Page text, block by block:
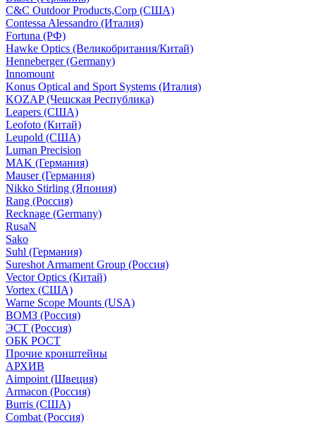
C&C Outdoor Products,Corp (США)
Contessa Alessandro (Италия)
Fortuna (РФ)
Hawke Optics (Великобритания/Китай)
Henneberger (Germany)
Innomount
Konus Optical and Sport Systems (Италия)
KOZAP (Чешская Республика)
Leapers (США)
Leofoto (Китай)
Leupold (США)
Luman Precision
MAK (Германия)
Mauser (Германия)
Nikko Stirling (Япония)
Rang (Россия)
Recknage (Germany)
RusaN
Sako
Suhl (Германия)
Sureshot Armament Group (Россия)
Vector Optics (Китай)
Vortex (США)
Warne Scope Mounts (USA)
ВОМЗ (Россия)
ЭСТ (Россия)
ОБК РОСТ
Прочие кронштейны
АРХИВ
Aimpoint (Швеция)
Armacon (Россия)
Burris (США)
Combat (Россия)